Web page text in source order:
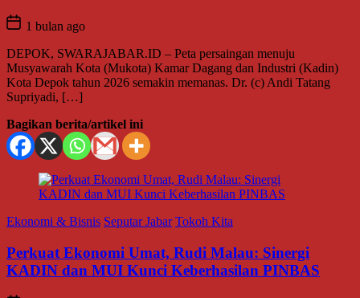
1 bulan ago
DEPOK, SWARAJABAR.ID – Peta persaingan menuju
Musyawarah Kota (Mukota) Kamar Dagang dan Industri (Kadin)
Kota Depok tahun 2026 semakin memanas. Dr. (c) Andi Tatang
Supriyadi, […]
Bagikan berita/artikel ini
Ekonomi & Bisnis Seputar Jabar Tokoh Kita
Perkuat Ekonomi Umat, Rudi Malau: Sinergi
KADIN dan MUI Kunci Keberhasilan PINBAS